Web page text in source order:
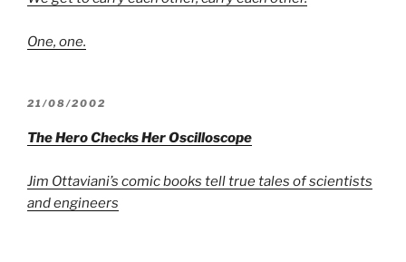
One, one.
POSTED
21/08/2002
The Hero Checks Her Oscilloscope
Jim Ottaviani’s comic books tell true tales of scientists
and engineers